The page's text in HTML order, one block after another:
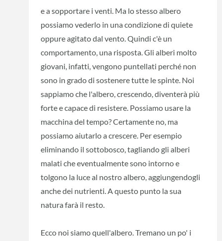
e a sopportare i venti. Ma lo stesso albero
possiamo vederlo in una condizione di quiete
oppure agitato dal vento. Quindi c'è un
comportamento, una risposta. Gli alberi molto
giovani, infatti, vengono puntellati perché non
sono in grado di sostenere tutte le spinte. Noi
sappiamo che l'albero, crescendo, diventerà più
forte e capace di resistere. Possiamo usare la
macchina del tempo? Certamente no, ma
possiamo aiutarlo a crescere. Per esempio
eliminando il sottobosco, tagliando gli alberi
malati che eventualmente sono intorno e
tolgono la luce al nostro albero, aggiungendogli
anche dei nutrienti. A questo punto la sua
natura farà il resto.
Ecco noi siamo quell'albero. Tremano un po' i